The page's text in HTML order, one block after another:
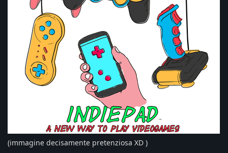
(immagine decisamente pretenziosa XD )